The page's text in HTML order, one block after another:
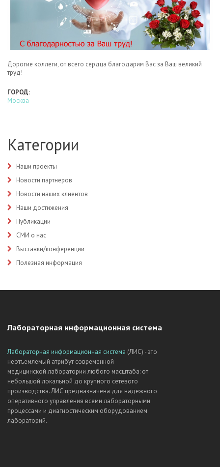
Дорогие коллеги, от всего сердца благодарим Вас за Ваш великий
труд!
ГОРОД:
Москва
Категории
Наши проекты
Новости партнеров
Новости наших клиентов
Наши достижения
Публикации
СМИ о нас
Выставки/конференции
Полезная информация
Лабораторная информационная система
Лабораторная информационная система (ЛИС) - это
неотъемлемый атрибут современной
медицинской лаборатории любого масштаба: от
небольшой локальной до крупного сетевого
производства. ЛИС предназначена для надежного
оперативного управления всеми лабораторными
процессами и диагностическим оборудованием
лабораторий.